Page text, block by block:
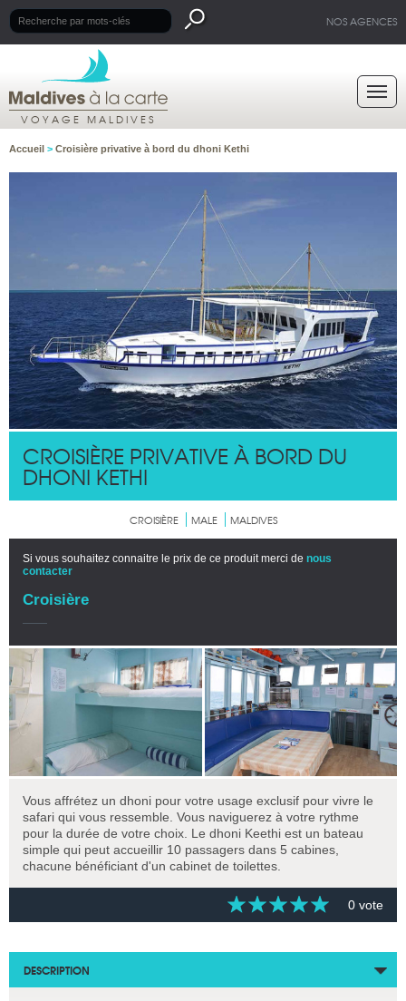
NOS AGENCES
VOYAGE MALDIVES
Accueil > Croisière privative à bord du dhoni Kethi
CROISIÈRE PRIVATIVE À BORD DU
DHONI KETHI
CROISIÈRE MALE MALDIVES
Si vous souhaitez connaitre le prix de ce produit merci de nous
contacter
Croisière
Vous affrétez un dhoni pour votre usage exclusif pour vivre le
safari qui vous ressemble. Vous naviguerez à votre rythme
pour la durée de votre choix. Le dhoni Keethi est un bateau
simple qui peut accueillir 10 passagers dans 5 cabines,
chacune bénéficiant d'un cabinet de toilettes.
0 vote
DESCRIPTION